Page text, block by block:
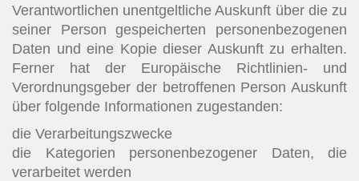
Verantwortlichen unentgeltliche Auskunft über die zu
seiner Person gespeicherten personenbezogenen
Daten und eine Kopie dieser Auskunft zu erhalten.
Ferner hat der Europäische Richtlinien- und
Verordnungsgeber der betroffenen Person Auskunft
über folgende Informationen zugestanden:
die Verarbeitungszwecke
die Kategorien personenbezogener Daten, die
verarbeitet werden